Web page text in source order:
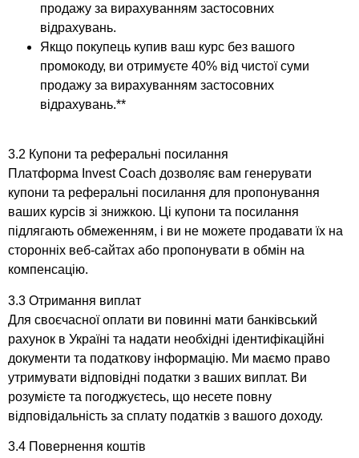
продажу за вирахуванням застосовних
відрахувань.
Якщо покупець купив ваш курс без вашого
промокоду, ви отримуєте 40% від чистої суми
продажу за вирахуванням застосовних
відрахувань.**
3.2 Купони та реферальні посилання
Платформа Invest Coach дозволяє вам генерувати
купони та реферальні посилання для пропонування
ваших курсів зі знижкою. Ці купони та посилання
підлягають обмеженням, і ви не можете продавати їх на
сторонніх веб-сайтах або пропонувати в обмін на
компенсацію.
3.3 Отримання виплат
Для своєчасної оплати ви повинні мати банківський
рахунок в Україні та надати необхідні ідентифікаційні
документи та податкову інформацію. Ми маємо право
утримувати відповідні податки з ваших виплат. Ви
розумієте та погоджуєтесь, що несете повну
відповідальність за сплату податків з вашого доходу.
3.4 Повернення коштів